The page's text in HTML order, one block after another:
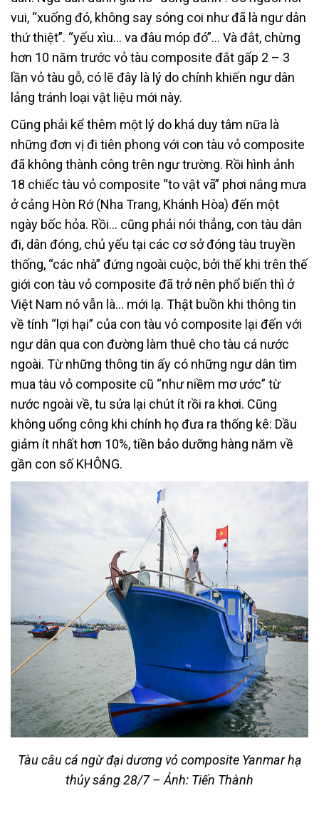
vui, “xuống đó, không say sóng coi như đã là ngư dân
thứ thiệt”. “yếu xìu… va đâu móp đó”… Và đắt, chừng
hơn 10 năm trước vỏ tàu composite đắt gấp 2 – 3
lần vỏ tàu gỗ, có lẽ đây là lý do chính khiến ngư dân
lảng tránh loại vật liệu mới này.
Cũng phải kể thêm một lý do khá duy tâm nữa là
những đơn vị đi tiên phong với con tàu vỏ composite
đã không thành công trên ngư trường. Rồi hình ảnh
18 chiếc tàu vỏ composite “to vật vã” phơi nắng mưa
ở cảng Hòn Rớ (Nha Trang, Khánh Hòa) đến một
ngày bốc hỏa. Rồi… cũng phải nói thẳng, con tàu dân
đi, dân đóng, chủ yếu tại các cơ sở đóng tàu truyền
thống, “các nhà” đứng ngoài cuộc, bởi thế khi trên thế
giới con tàu vỏ composite đã trở nên phổ biến thì ở
Việt Nam nó vẫn là… mới lạ. Thật buồn khi thông tin
về tính “lợi hại” của con tàu vỏ composite lại đến với
ngư dân qua con đường làm thuê cho tàu cá nước
ngoài. Từ những thông tin ấy có những ngư dân tìm
mua tàu vỏ composite cũ “như niềm mơ ước” từ
nước ngoài về, tu sửa lại chút ít rồi ra khơi. Cũng
không uổng công khi chính họ đưa ra thống kê: Dầu
giảm ít nhất hơn 10%, tiền bảo dưỡng hàng năm về
gần con số KHÔNG.
Tàu câu cá ngừ đại dương vỏ composite Yanmar hạ
thủy sáng 28/7 – Ảnh: Tiến Thành